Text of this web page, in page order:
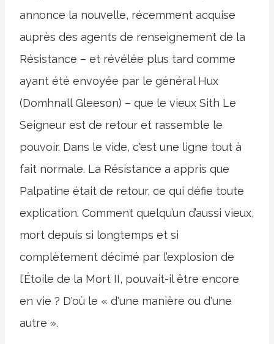
annonce la nouvelle, récemment acquise
auprès des agents de renseignement de la
Résistance – et révélée plus tard comme
ayant été envoyée par le général Hux
(Domhnall Gleeson) – que le vieux Sith Le
Seigneur est de retour et rassemble le
pouvoir. Dans le vide, c'est une ligne tout à
fait normale. La Résistance a appris que
Palpatine était de retour, ce qui défie toute
explication. Comment quelqu’un d’aussi vieux,
mort depuis si longtemps et si
complètement décimé par l’explosion de
l’Étoile de la Mort II, pouvait-il être encore
en vie ? D'où le « d'une manière ou d'une
autre ».